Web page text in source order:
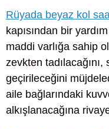
Rüyada beyaz kol
kapısından bir
maddi varlığa sahip
zevkten
geçirileceğini
aile bağlarındaki
alkışlanacağına